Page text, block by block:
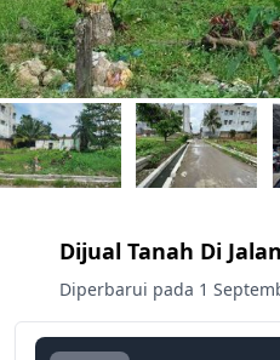
Dijual Tanah Di
Diperbarui pada 1